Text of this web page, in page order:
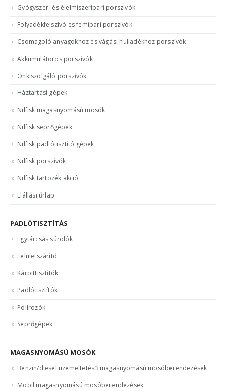
Gyógyszer- és élelmiszeripari porszívók
Folyadékfelszívó és fémipari porszívók
Csomagoló anyagokhoz és vágási hulladékhoz porszívók
Akkumulátoros porszívók
Önkiszolgáló porszívók
Háztartási gépek
Nilfisk magasnyomású mosók
Nilfisk seprőgépek
Nilfisk padlótisztító gépek
Nilfisk porszívók
Nilfisk tartozék akció
Elállási űrlap
PADLÓTISZTÍTÁS
Egytárcsás súrolók
Felületszárító
Kárpittisztítók
Padlótisztítók
Polírozók
Seprőgépek
MAGASNYOMÁSÚ MOSÓK
Benzin/diesel üzemeltetésű magasnyomású mosóberendezések
Mobil magasnyomású mosóberendezések